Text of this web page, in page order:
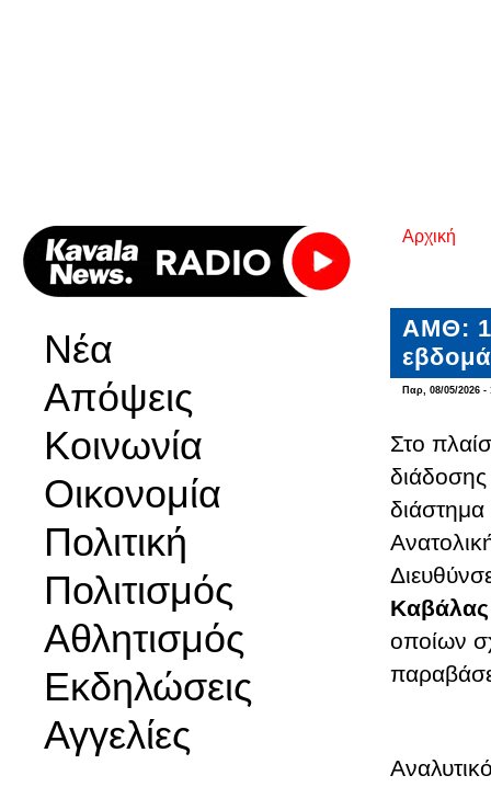
Νέα
Απόψεις
Κοινωνία
Οικονομία
Πολιτική
Πολιτισμός
Αθλητισμός
Εκδηλώσεις
Αγγελίες
Είστε
Αρχική
ΑΜΘ:
Παρ, 08/05/2026 -
Στο
Καβάλας
οποίων